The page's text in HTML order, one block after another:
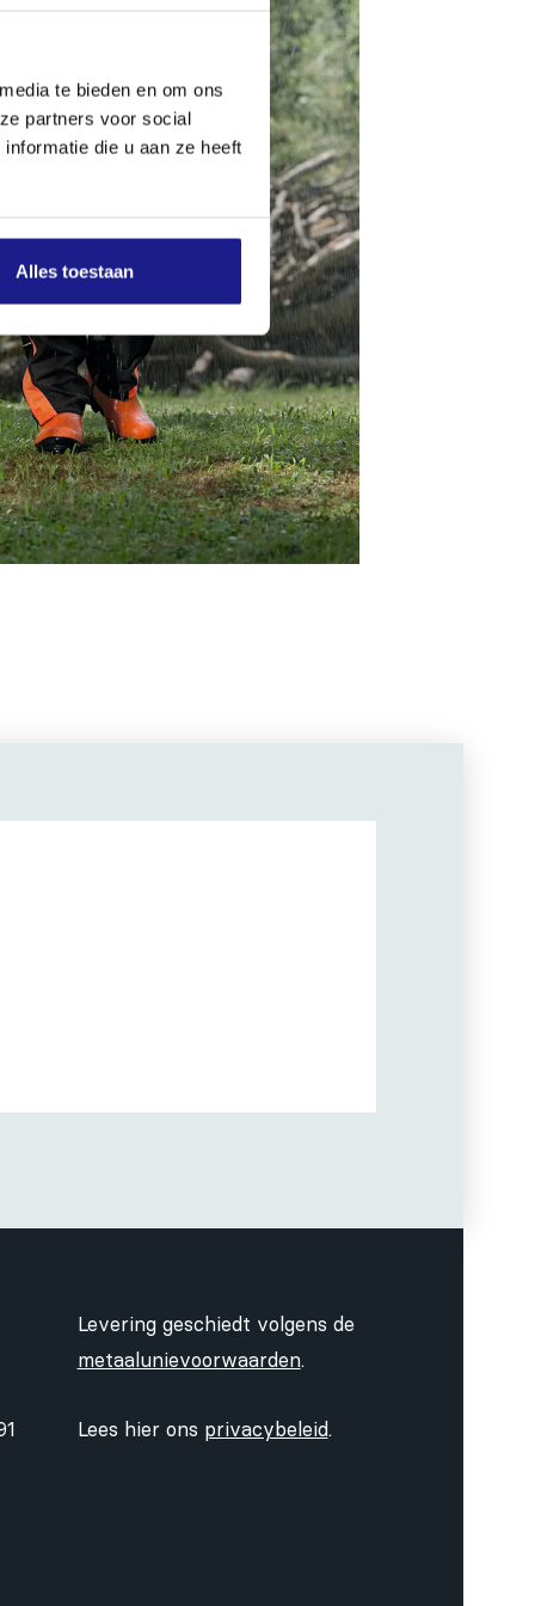
te bieden en om ons
partners voor social
die u aan ze heeft
Alles toestaan
Levering geschiedt volgens de
metaalunievoorwaarden.
Lees hier ons privacybeleid.